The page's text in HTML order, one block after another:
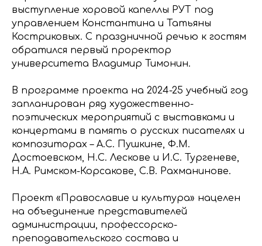
выступление хоровой капеллы РУТ под
управлением Константина и Татьяны
Костриковых. С праздничной речью к гостям
обратился первый проректор
университета Владимир Тимонин.
В программе проекта на 2024-25 учебный год
запланирован ряд художественно-
поэтических мероприятий с выставками и
концертами в память о русских писателях и
композиторах – А.С. Пушкине, Ф.М.
Достоевском, Н.С. Лескове и И.С. Тургеневе,
Н.А. Римском-Корсакове, С.В. Рахманинове.
Проект «Православие и культура» нацелен
на объединение представителей
администрации, профессорско-
преподавательского состава и